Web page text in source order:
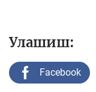
Улашиш:
Facebook